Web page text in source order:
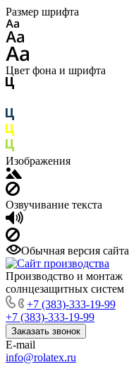
Размер шрифта
Цвет фона и шрифта
Изображения
Озвучивание текста
Обычная версия сайта
Производство и монтаж
солнцезащитных систем
+7 (383)-333-19-99
+7 (383)-333-19-99
Заказать звонок
E-mail
info@rolatex.ru